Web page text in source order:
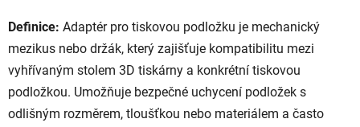
Definice: Adaptér pro tiskovou podložku je mechanický
mezikus nebo držák, který zajišťuje kompatibilitu mezi
vyhřívaným stolem 3D tiskárny a konkrétní tiskovou
podložkou. Umožňuje bezpečné uchycení podložek s
odlišným rozměrem, tloušťkou nebo materiálem a často